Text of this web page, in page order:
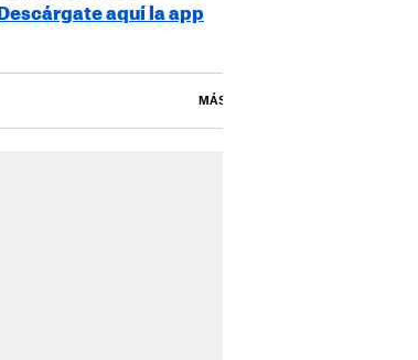
Descárgate aquí la app
MÁS